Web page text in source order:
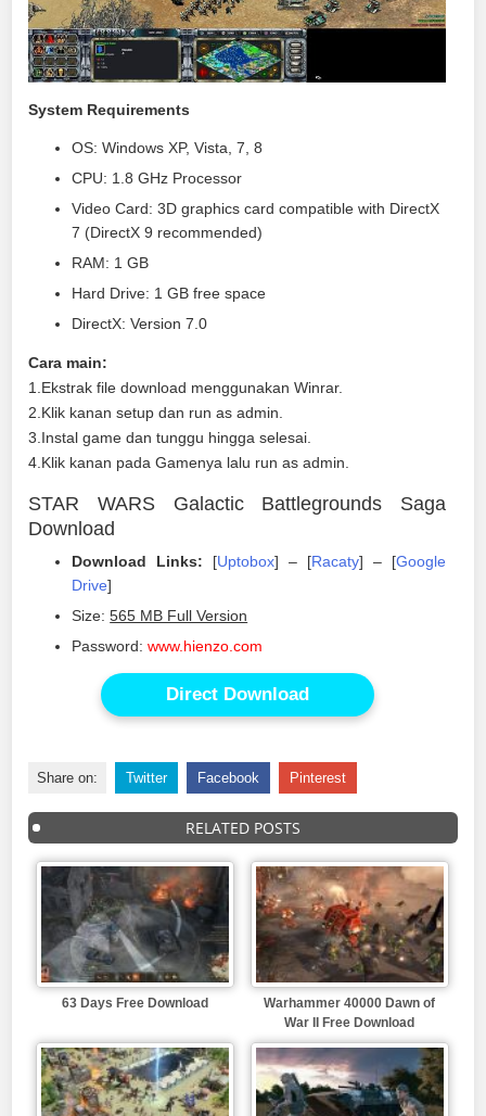
System Requirements
OS: Windows XP, Vista, 7, 8
CPU: 1.8 GHz Processor
Video Card: 3D graphics card compatible with DirectX
7 (DirectX 9 recommended)
RAM: 1 GB
Hard Drive: 1 GB free space
DirectX: Version 7.0
Cara main:
1.Ekstrak file download menggunakan Winrar.
2.Klik kanan setup dan run as admin.
3.Instal game dan tunggu hingga selesai.
4.Klik kanan pada Gamenya lalu run as admin.
STAR WARS Galactic Battlegrounds Saga
Download
Download Links: [Uptobox] – [Racaty] – [Google
Drive]
Size:565 MB Full Version
Password:www.hienzo.com
Direct Download
Share on: Twitter Facebook Pinterest
RELATED POSTS
63 Days Free Download
Warhammer 40000 Dawn of
War II Free Download